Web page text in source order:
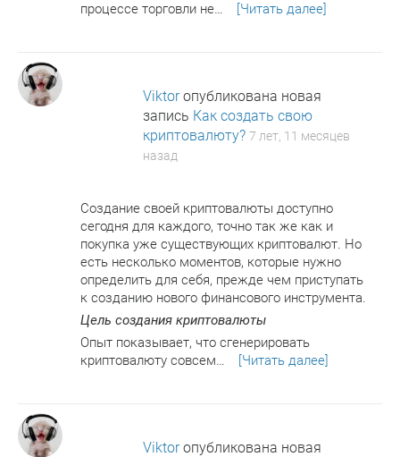
процессе торговли не…
[Читать далее]
Viktorопубликована новая
запись Как создать свою
криптовалюту? 7 лет, 11 месяцев
назад
Создание своей криптовалюты доступно
сегодня для каждого, точно так же как и
покупка уже существующих криптовалют. Но
есть несколько моментов, которые нужно
определить для себя, прежде чем приступать
к созданию нового финансового инструмента.
Цель создания криптовалюты
Опыт показывает, что сгенерировать
криптовалюту совсем…
[Читать далее]
Viktorопубликована новая